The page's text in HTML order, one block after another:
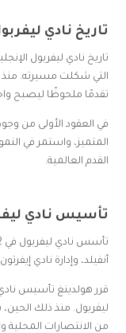
تاريخ نادي
تاريخ نادي ليفربول
التي شكلت مسيرته. منذ
تقدمًا ملحوظًا ليصبح
في العقود الأولى من
المتميز، واستمر في
القدم العالمية.
تأسيس نادي
أنفيلد، وإدارة نادي
قرر هولدينغ تأسيس
ليفربول. منذ ذلك
من الانتصارات المحلية